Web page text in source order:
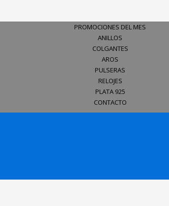
PROMOCIONES DEL MES
ANILLOS
COLGANTES
AROS
PULSERAS
RELOJES
PLATA 925
CONTACTO